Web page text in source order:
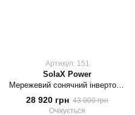
Артикул: 151
SolaX Power
Мережевий сонячний інвертор PROSOLAX Х1-5.0-T-D
28 920 грн 43 000 грн
Очікується